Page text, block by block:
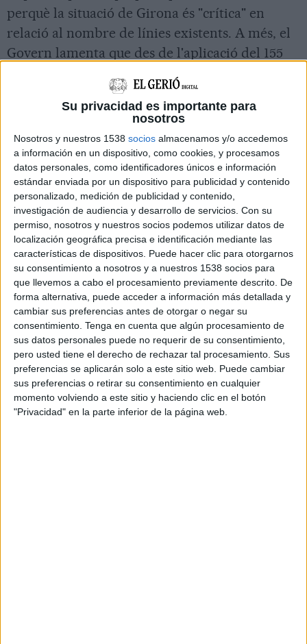
Su privacidad es importante para
nosotros
Nosotros y nuestros 1538 socios almacenamos y/o accedemos
a información en un dispositivo, como cookies, y procesamos
datos personales, como identificadores únicos e información
estándar enviada por un dispositivo para publicidad y contenido
personalizado, medición de publicidad y contenido,
investigación de audiencia y desarrollo de servicios. Con su
permiso, nosotros y nuestros socios podemos utilizar datos de
localización geográfica precisa e identificación mediante las
características de dispositivos. Puede hacer clic para otorgarnos
su consentimiento a nosotros y a nuestros 1538 socios para
que llevemos a cabo el procesamiento previamente descrito. De
forma alternativa, puede acceder a información más detallada y
cambiar sus preferencias antes de otorgar o negar su
consentimiento. Tenga en cuenta que algún procesamiento de
sus datos personales puede no requerir de su consentimiento,
pero usted tiene el derecho de rechazar tal procesamiento. Sus
preferencias se aplicarán solo a este sitio web. Puede cambiar
sus preferencias o retirar su consentimiento en cualquier
momento volviendo a este sitio y haciendo clic en el botón
"Privacidad" en la parte inferior de la página web.
perquè la situació de Girona és "crítica" en
relació al nombre de línies existents. A més, el
Govern lamenta que des de l'aplicació del 155
"no tenen l'última paraula" com sí passava
Aquest dimecres Red Eléctrica ha posat sobre la
taula tres opcions per on fer passar aquesta
línia, que ha de servir per donar servei "de
qualitat" als pobles de la 'baixa Girona' i en
especial els de la Costa Brava sud, que tenen
pics de consum en moments puntuals de l'any
com l'estiu. Una proposta creua Bescanó
(Gironès) fins a Riudarenes, una segona opció va
de Bescanó fins a l'aeroport de Vilobí d'Onyar
(Selva) i acaba resseguint l'AP-7 i una tercera
alternativa contempla que l'alimentació vingui
directament des de Sant Celoni (Vallès
Oriental).
Tres opcions en les que REE "escoltarà tots els
actors" per escollir la millor alternativa. El que